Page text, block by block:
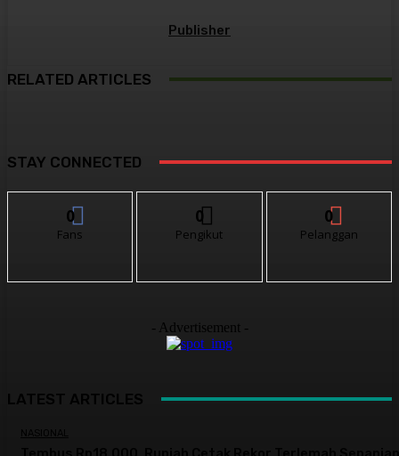
Publisher
RELATED ARTICLES
STAY CONNECTED
0
Fans
0
Pengikut
0
Pelanggan
- Advertisement -
LATEST ARTICLES